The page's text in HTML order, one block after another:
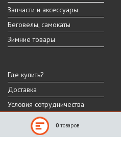
Запчасти и аксессуары
Беговелы, самокаты
Зимние товары
Где купить?
Доставка
Условия сотрудничества
Реальный внешний вид и
отличаться от представленных на
0 товаров